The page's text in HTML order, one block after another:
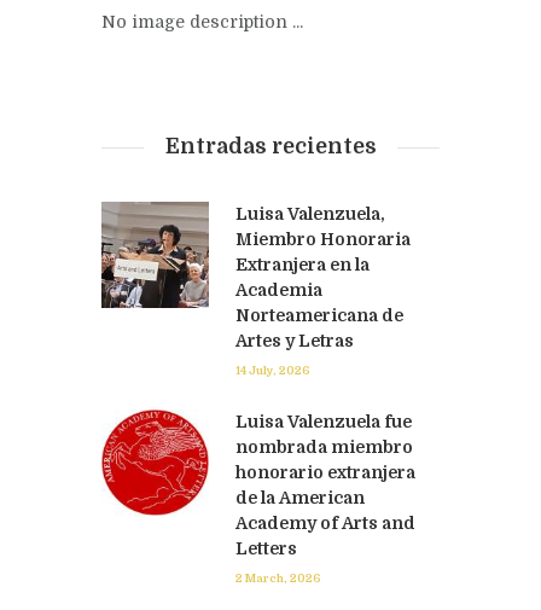
No image description ...
Entradas recientes
Luisa Valenzuela,
Miembro Honoraria
Extranjera en la
Academia
Norteamericana de
Artes y Letras
14 July, 2026
Luisa Valenzuela fue
nombrada miembro
honorario extranjera
de la American
Academy of Arts and
Letters
2 March, 2026